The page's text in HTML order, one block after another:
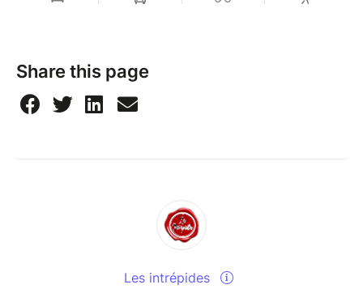
Share this page
Les intrépides